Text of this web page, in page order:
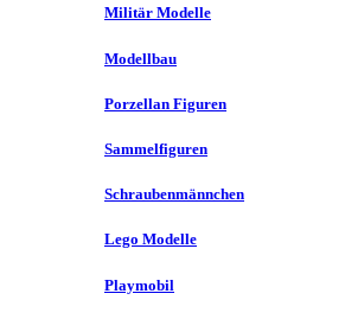
Militär Modelle
Modellbau
Porzellan Figuren
Sammelfiguren
Schraubenmännchen
Lego Modelle
Playmobil